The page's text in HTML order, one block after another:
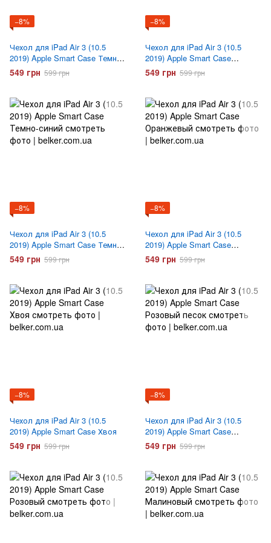
−8%
Чехол для iPad Air 3 (10.5
2019) Apple Smart Case Темно
серый
549 грн 599 грн
−8%
Чехол для iPad Air 3 (10.5
2019) Apple Smart Case
Салатовый
549 грн 599 грн
−8%
Чехол для iPad Air 3 (10.5
2019) Apple Smart Case Темно
синий
549 грн 599 грн
−8%
Чехол для iPad Air 3 (10.5
2019) Apple Smart Case
Оранжевый
549 грн 599 грн
−8%
Чехол для iPad Air 3 (10.5
2019) Apple Smart Case Хвоя
549 грн 599 грн
−8%
Чехол для iPad Air 3 (10.5
2019) Apple Smart Case
Розовый песок
549 грн 599 грн